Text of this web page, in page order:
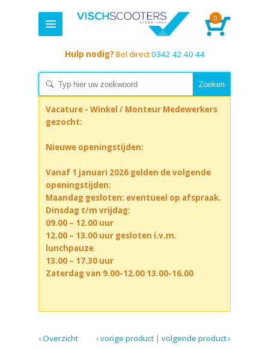
0
Hulp nodig? Bel direct0342 42 40 44
Vacature - Winkel / Monteur Medewerkers
gezocht:
Nieuwe openingstijden:
Vanaf 1 januari 2026 gelden de volgende
openingstijden:
Maandag gesloten: eventueel op afspraak.
Dinsdag t/m vrijdag:
09.00 – 12.00 uur
12.00 – 13.00 uur gesloten i.v.m.
lunchpauze
13.00 – 17.30 uur
Zaterdag van 9.00-12.00 13.00-16.00
‹ Overzicht volgende product ›
|
‹ vorige product